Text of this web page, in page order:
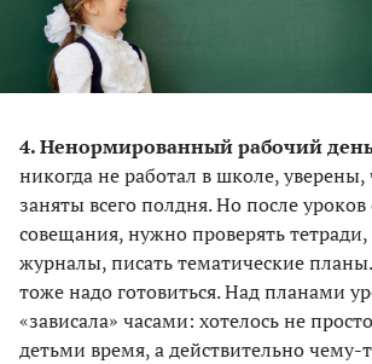
4. Ненормированный рабочий
никогда не работал в школе, уверены,
заняты всего полдня. Но после уроков
совещания, нужно проверять тетради,
журналы, писать тематические
тоже надо готовиться. Над планами
«зависала» часами: хотелось не
детьми время, а действительно чему-